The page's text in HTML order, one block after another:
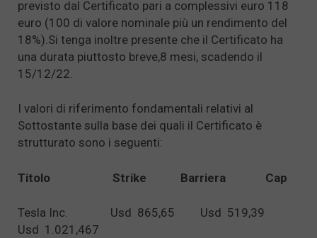
previsto dal Certificato pari a complessivi euro 118
euro (100 di valore nominale più un rendimento del
18%).Si tenga inoltre presente che il Certificato ha
una durata piuttosto breve,8 mesi, scadendo il
15/12/22.
I valori di riferimento fondamentali relativi al
Sottostante sulla base dei quali il Certificato è
strutturato sono i seguenti:
Titolo Strike Barriera Cap
Tesla Inc. Usd 865,65 Usd 519,39
Usd 1.021,467